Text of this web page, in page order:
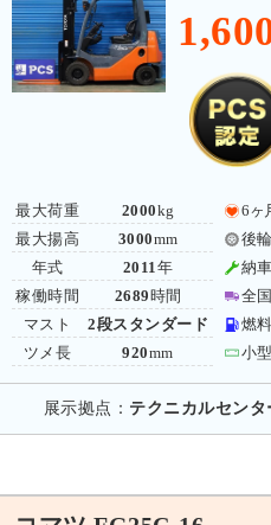
最大荷重
最大揚高
年式
稼働時間
マスト
ツメ長
2000kg
3000mm
2011 年
2689 時間
2段スタンダード
920mm
6ヶ
後
納
全
燃
小
展示拠点： テクニカルセンタ